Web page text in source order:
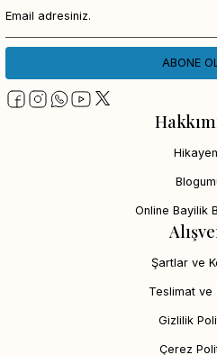
Online Bayilik
Şartlar ve
Teslimat ve
Gizlilik
Çerez
ABONE OL